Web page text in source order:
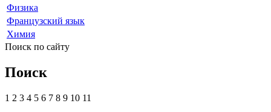
Физика
Французский язык
Химия
Поиск по сайту
Поиск
1 2 3 4 5 6 7 8 9 10 11